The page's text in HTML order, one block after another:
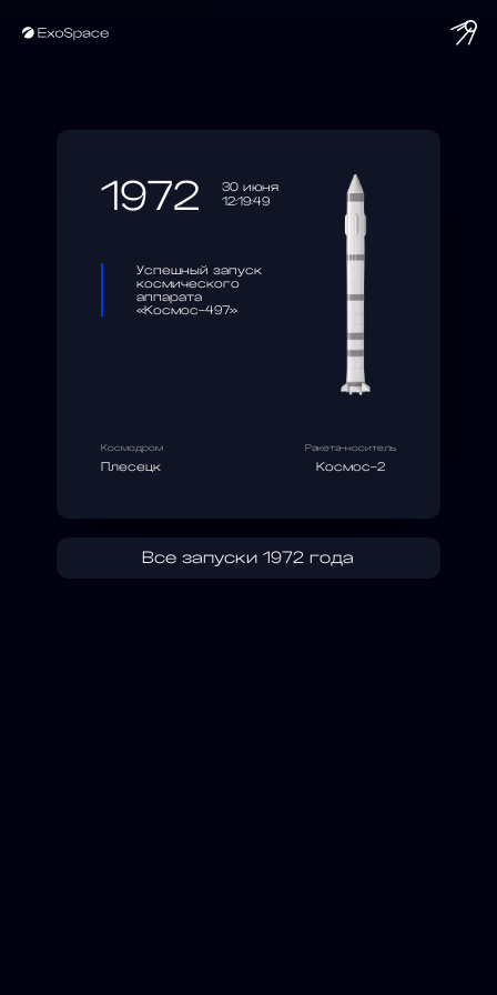
1972
30 июня
12:19:49
Успешный запуск
космического
аппарата
«Космос-497»
Космодром
Плесецк
Ракета-носитель
Космос-2
Все запуски 1972 года